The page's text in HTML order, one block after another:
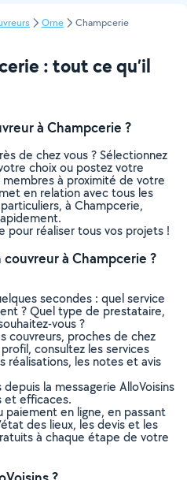
Orne Champcerie
: tout ce qu’il
à Champcerie ?
de chez vous ? Sélectionnez
choix ou postez votre
à proximité de votre
en relation avec tous les
à Champcerie,
pour réaliser tous vos projets !
à Champcerie ?
secondes : quel service
? Quel type de prestataire,
vous ?
couvreurs, proches de chez
consultez les services
réalisations, les notes et avis
la messagerie AlloVoisins
et efficaces.
en ligne, en passant
des lieux, les devis et les
à chaque étape de votre